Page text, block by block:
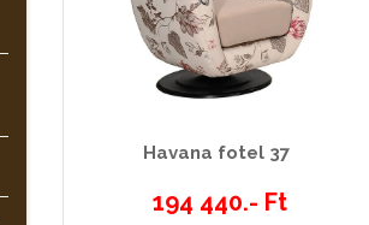
Havana fotel 37
194 440.- Ft